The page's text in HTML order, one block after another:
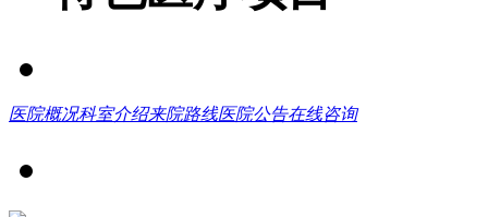
医院概况科室介绍来院路线医院公告在线咨询